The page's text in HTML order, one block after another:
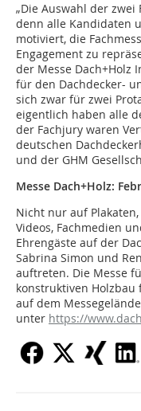
„Die Auswahl der
denn alle Kandidaten
motiviert, die
Engagement zu
der Messe Dach+Holz
für den Dachdecker-
sich zwar für zwei
eigentlich haben alle
der Fachjury waren
deutschen
und der GHM
Messe Dach+Holz:
Nicht nur auf
Videos, Fachmedien
Ehrengäste auf der
Sabrina Simon und
auftreten. Die Messe
konstruktiven Holzbau
auf dem
unter https://